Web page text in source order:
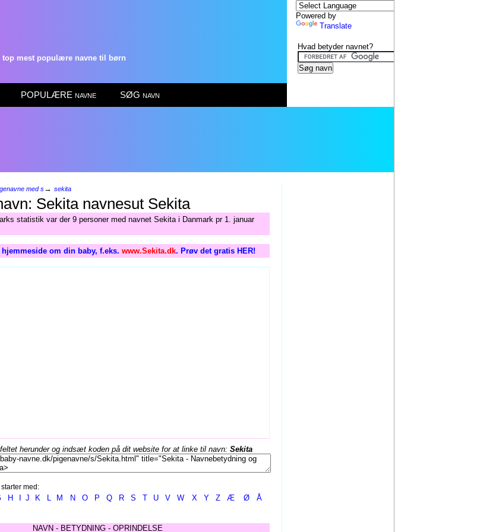
top mest populære navne til børn
POPULÆRE navne SØG navn
med s→ sekita
Sekita
statistik var der 9 personer med navnet Sekita i Danmark pr 1. januar
om din baby, f.eks. www.Sekita.dk. Prøv det gratis HER!
herunder og indsæt koden på dit website for at linke til navn: Sekita
med:
H J K L M N O P Q R S T U V W X Y Z Æ Ø Å
NAVN - BETYDNING - OPRINDELSE
Powered by
Translate
Hvad betyder navnet?